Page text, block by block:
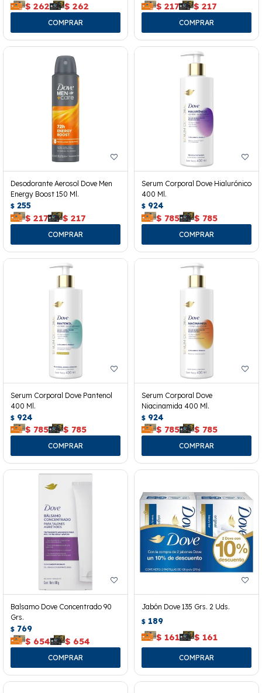
$ 262 $ 262 $ 217 $ 217
Desodorante Aerosol Dove Men
Energy Boost 150 Ml.
$ 255
$ 217 $ 217
Serum Corporal Dove Hialurónico
400 Ml.
$ 924
$ 785 $ 785
Serum Corporal Dove Pantenol
400 Ml.
$ 924
$ 785 $ 785
Serum Corporal Dove
Niacinamida 400 Ml.
$ 924
$ 785 $ 785
Balsamo Dove Concentrado 90
Grs.
$ 769
$ 654 $ 654
Jabón Dove 135 Grs. 2 Uds.
$ 189
$ 161 $ 161